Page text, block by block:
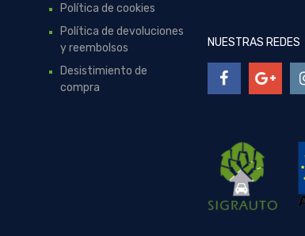
Política de cookies
Política de devoluciones
y reembolsos
Desistimiento de
compra
NUESTRAS REDES